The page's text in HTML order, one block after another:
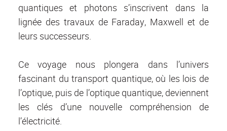
quantiques et photons s’inscrivent dans la
lignée des travaux de Faraday, Maxwell et de
leurs successeurs.
Ce voyage nous plongera dans l’univers
fascinant du transport quantique, où les lois de
l’optique, puis de l’optique quantique, deviennent
les clés d’une nouvelle compréhension de
l’électricité.